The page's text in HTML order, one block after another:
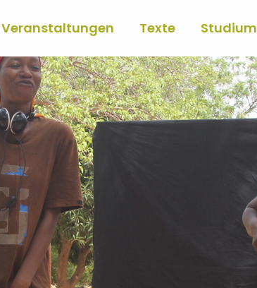
Veranstaltungen Texte Studium